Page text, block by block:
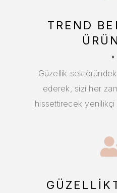
TREND
Güzellik
ederek, sizi her
hissettirecek yenilikçi